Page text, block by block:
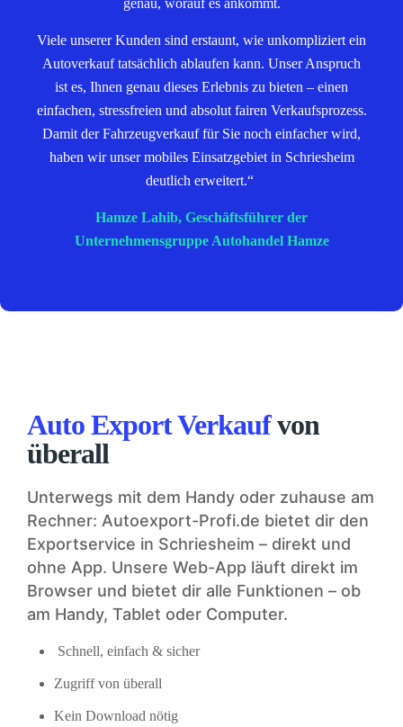
genau, worauf es ankommt.
Viele unserer Kunden sind erstaunt, wie unkompliziert ein
Autoverkauf tatsächlich ablaufen kann. Unser Anspruch
ist es, Ihnen genau dieses Erlebnis zu bieten – einen
einfachen, stressfreien und absolut fairen Verkaufsprozess.
Damit der Fahrzeugverkauf für Sie noch einfacher wird,
haben wir unser mobiles Einsatzgebiet in Schriesheim
deutlich erweitert.“
Hamze Lahib, Geschäftsführer der
Unternehmensgruppe Autohandel Hamze
Auto Export Verkaufvon
überall
Unterwegs mit dem Handy oder zuhause am
Rechner: Autoexport-Profi.de bietet dir den
Exportservice in Schriesheim – direkt und
ohne App. Unsere Web-App läuft direkt im
Browser und bietet dir alle Funktionen – ob
am Handy, Tablet oder Computer.
Schnell, einfach & sicher
Zugriff von überall
Kein Download nötig